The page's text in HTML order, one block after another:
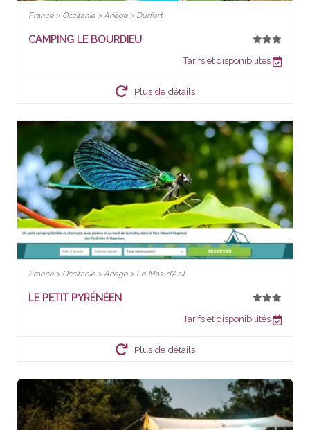
France > Occitanie > Ariège > Durfort
CAMPING LE BOURDIEU
Tarifs et disponibilités
Plus de détails
France > Occitanie > Ariège > Le Mas-d'Azil
LE PETIT PYRÉNÉEN
Tarifs et disponibilités
Plus de détails